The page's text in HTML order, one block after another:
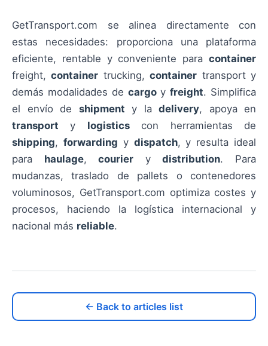
GetTransport.com se alinea directamente con
estas necesidades: proporciona una plataforma
eficiente, rentable y conveniente para container
freight,container trucking,container transport y
demás modalidades de cargoyfreight. Simplifica
el envío de shipment y la delivery, apoya en
transport y logisticscon herramientas de
shipping, forwarding y dispatch, y resulta ideal
para haulage,courier ydistribution. Para
mudanzas, traslado de pallets o contenedores
voluminosos, GetTransport.com optimiza costes y
procesos, haciendo la logística internacional y
nacional más reliable.
← Back to articles list